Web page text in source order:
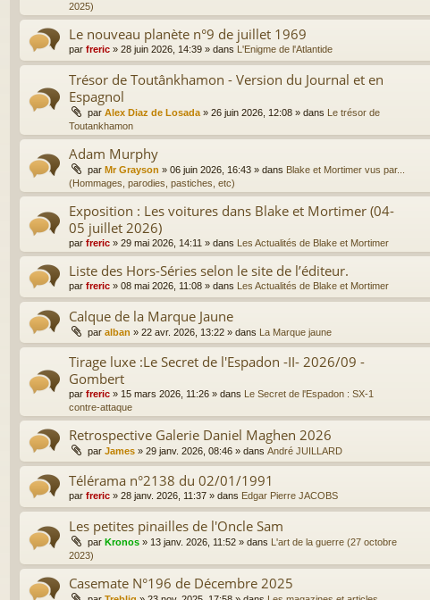
2025)
Le nouveau planète n°9 de juillet 1969
par freric » 28 juin 2026, 14:39 » dans L'Enigme de l'Atlantide
Trésor de Toutânkhamon - Version du Journal et en
Espagnol
par Alex Diaz de Losada» 26 juin 2026, 12:08 » dans Le trésor de
Toutankhamon
Adam Murphy
par Mr Grayson » 06 juin 2026, 16:43 » dans Blake et Mortimer vus par...
(Hommages, parodies, pastiches, etc)
Exposition : Les voitures dans Blake et Mortimer (04-
05 juillet 2026)
par freric » 29 mai 2026, 14:11 » dans Les Actualités de Blake et Mortimer
Liste des Hors-Séries selon le site de l’éditeur.
par freric » 08 mai 2026, 11:08 » dans Les Actualités de Blake et Mortimer
Calque de la Marque Jaune
par alban » 22 avr. 2026, 13:22 » dans La Marque jaune
Tirage luxe :Le Secret de l'Espadon -II- 2026/09 -
Gombert
par freric » 15 mars 2026, 11:26 » dans Le Secret de l'Espadon : SX-1
contre-attaque
Retrospective Galerie Daniel Maghen 2026
par James » 29 janv. 2026, 08:46 » dans André JUILLARD
Télérama n°2138 du 02/01/1991
par freric » 28 janv. 2026, 11:37 » dans Edgar Pierre JACOBS
Les petites pinailles de l'Oncle Sam
par Kronos » 13 janv. 2026, 11:52 » dans L'art de la guerre (27 octobre
2023)
Casemate N°196 de Décembre 2025